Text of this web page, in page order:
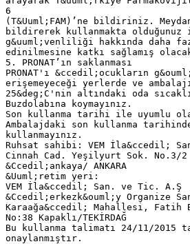
6
(T&Uuml;FAM)’ne bildiriniz.
bildirerek kullanmakta olduğunuz
g&uuml;venliliği hakkında daha
edinilmesine katkı sağlamış
5. PRONAT’ın saklanması
PRONAT'ı &ccedil;ocukların
erişemeyeceği yerlerde ve
25&deg;C'nin altındaki oda
Buzdolabına koymayınız.
Son kullanma tarihi ile uyumlu
Ambalajdaki son kullanma tarihinden
kullanmayınız.
Ruhsat sahibi: VEM İla&ccedil;
Cinnah Cad. Yeşilyurt Sok. No.3/2
&Ccedil;ankaya/ ANKARA
&Uuml;retim yeri:
VEM İla&ccedil; San. ve Tic. A.Ş
&Ccedil;erkezk&ouml;y Organize
Karaağa&ccedil; Mahallesi, Fatih
No:38 Kapaklı/TEKİRDAĞ
Bu kullanma talimatı 24/11/2015
onaylanmıştır.